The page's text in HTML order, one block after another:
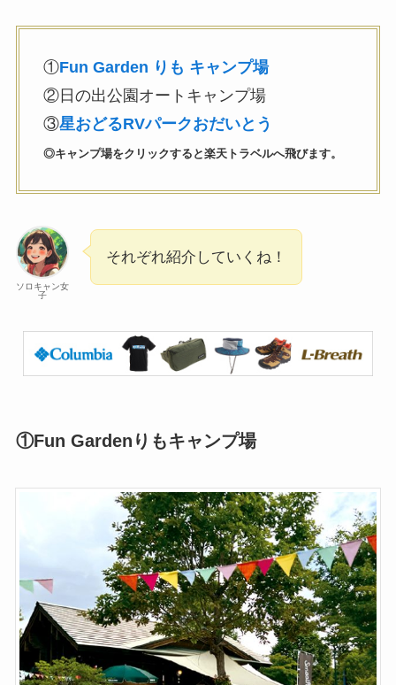
①Fun Garden りも キャンプ場
②日の出公園オートキャンプ場
③星おどるRVパークおだいとう
◎キャンプ場をクリックすると楽天トラベルへ飛びます。
ソロキャン女
子
それぞれ紹介していくね！
①Fun Gardenりもキャンプ場